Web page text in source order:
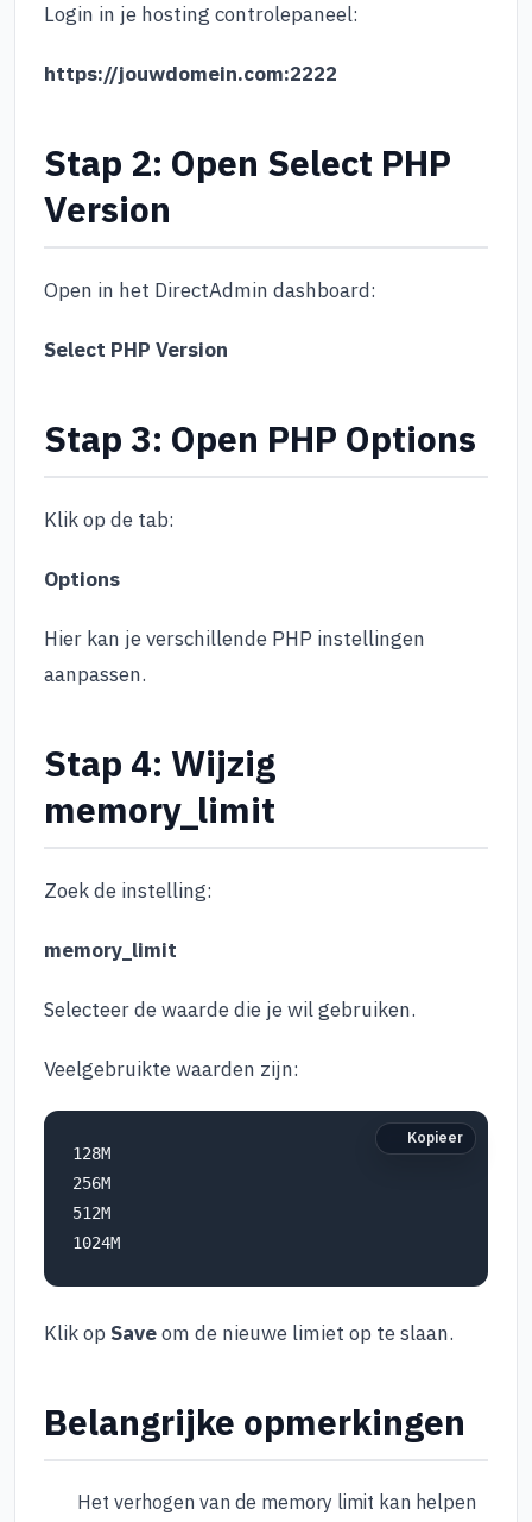
Login in je hosting controlepaneel:
https://jouwdomein.com:2222
Stap 2: Open Select PHP
Version
Open in het DirectAdmin dashboard:
Select PHP Version
Stap 3: Open PHP Options
Klik op de tab:
Options
Hier kan je verschillende PHP instellingen
aanpassen.
Stap 4: Wijzig
memory_limit
Zoek de instelling:
memory_limit
Selecteer de waarde die je wil gebruiken.
Veelgebruikte waarden zijn:
128M
256M
512M
Kopieer
Klik op Saveom de nieuwe limiet op te slaan.
Belangrijke opmerkingen
Het verhogen van de memory limit kan helpen